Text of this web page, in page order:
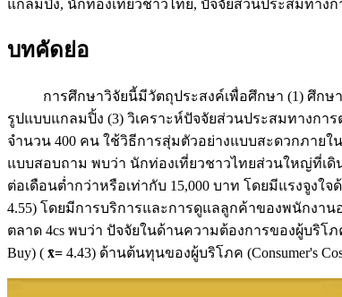
แกลมปิ้ง, นักท่องเที่ยวชาวไทย, ปัจจัยส่วนประสมทาง
บทคัดย่อ
การศึกษาวิจัยนี้มีวัตถุประสงค์เพื่อศึกษา (1) ศึกษาพ
รูปแบบแกลมปิ้ง (3) วิเคราะห์ปัจจัยส่วนประสมทางกา
จำนวน 400 คน ใช้วิธีการสุ่มตัวอย่างแบบสะดวกภายใ
แบบสอบถาม พบว่า นักท่องเที่ยวชาวไทยส่วนใหญ่ที่เ
ต่อเดือนต่ำกว่าหรือเท่ากับ 15,000 บาท โดยมีแรงจูงใ
4.55) โดยมีการบริการและการดูแลลูกค้าของพนักงาน
ตลาด 4cs พบว่า ปัจจัยในด้านความต้องการของผู้บริโภค
Buy) ( x̄= 4.43) ด้านต้นทุนของผู้บริโภค (Consumer's